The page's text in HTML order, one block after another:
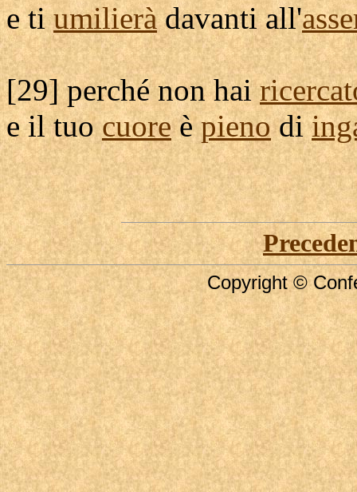
e tiumilieràdavanti all'
[29] perché non hai
e il tuocuoreèpienodi
Copyright ©